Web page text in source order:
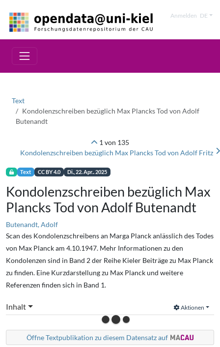
Anmelden DE
Text
Kondolenzschreiben bezüglich Max Plancks Tod von Adolf
Butenandt
1 von 135
Kondolenzschreiben bezüglich Max Plancks Tod von Adolf Fritz
Text CC BY 4.0 Di., 22. Apr.. 2025
Kondolenzschreiben bezüglich Max
Plancks Tod von Adolf Butenandt
Butenandt, Adolf
Scan des Kondolenzschreibens an Marga Planck anlässlich des Todes
von Max Planck am 4.10.1947. Mehr Informationen zu den
Kondolenzen sind in Band 2 der Reihe Kieler Beiträge zu Max Planck
zu finden. Eine Kurzdarstellung zu Max Planck und weitere
Referenzen finden sich in Band 1.
Inhalt Aktionen
Öffne Textpublikation zu diesem Datensatz auf